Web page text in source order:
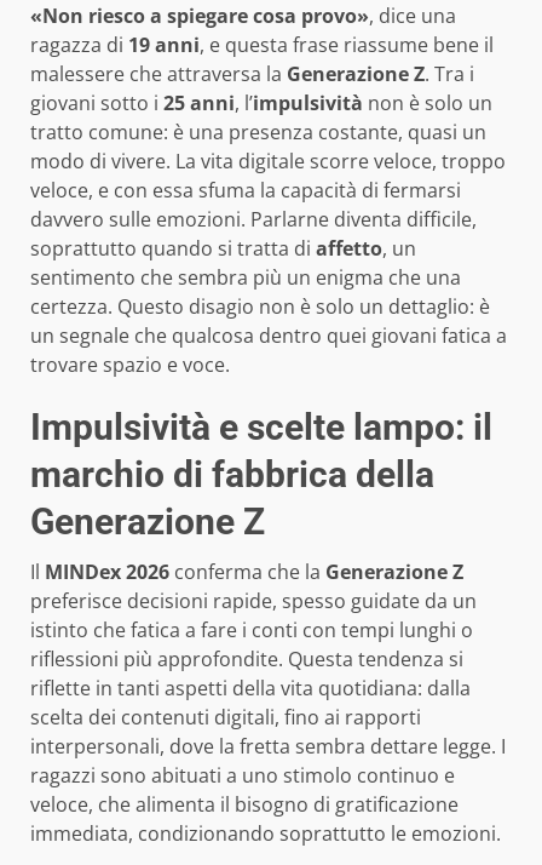
«Non riesco a spiegare cosa provo», dice una
ragazza di 19 anni, e questa frase riassume bene il
malessere che attraversa la Generazione Z. Tra i
giovani sotto i 25 anni, l’impulsività non è solo un
tratto comune: è una presenza costante, quasi un
modo di vivere. La vita digitale scorre veloce, troppo
veloce, e con essa sfuma la capacità di fermarsi
davvero sulle emozioni. Parlarne diventa difficile,
soprattutto quando si tratta di affetto, un
sentimento che sembra più un enigma che una
certezza. Questo disagio non è solo un dettaglio: è
un segnale che qualcosa dentro quei giovani fatica a
trovare spazio e voce.
Impulsività e scelte lampo: il
marchio di fabbrica della
Generazione Z
Il MINDex 2026 conferma che la Generazione Z
preferisce decisioni rapide, spesso guidate da un
istinto che fatica a fare i conti con tempi lunghi o
riflessioni più approfondite. Questa tendenza si
riflette in tanti aspetti della vita quotidiana: dalla
scelta dei contenuti digitali, fino ai rapporti
interpersonali, dove la fretta sembra dettare legge. I
ragazzi sono abituati a uno stimolo continuo e
veloce, che alimenta il bisogno di gratificazione
immediata, condizionando soprattutto le emozioni.